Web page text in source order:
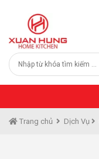
Trang chủ Dịch Vụ